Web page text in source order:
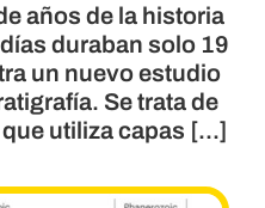
años de la historia
duraban solo 19
un nuevo estudio
Se trata de
utiliza capas [...]